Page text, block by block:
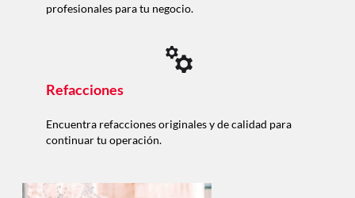
profesionales para tu negocio.
Refacciones
Encuentra refacciones originales y de calidad para
continuar tu operación.